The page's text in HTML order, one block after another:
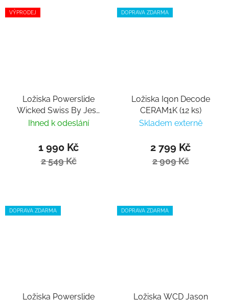
VÝPRODEJ
Ložiska Powerslide
Wicked Swiss By Jesa
(16ks)
Ihned k odeslání
1 990 Kč
2 549 Kč
DOPRAVA ZDARMA
Ložiska Iqon Decode
CERAM1K (12 ks)
Skladem externě
2 799 Kč
2 909 Kč
DOPRAVA ZDARMA
Ložiska Powerslide
DOPRAVA ZDARMA
Ložiska WCD Jason